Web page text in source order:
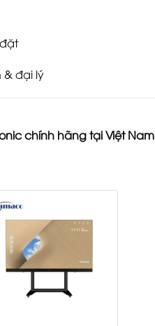
đại lý
chính hãng tại Việt Nam